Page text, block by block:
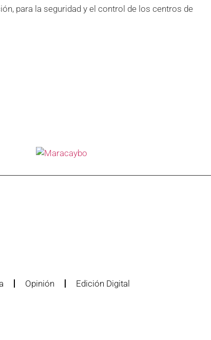
para la seguridad y el control de los centros de
Opinión Edición Digital